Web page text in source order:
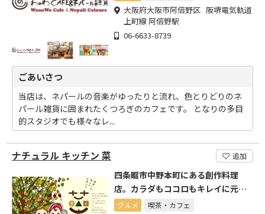
大阪府大阪市阿倍野区 阪堺電気軌道
上町線 阿倍野駅
06-6633-8739
ごあいさつ
当店は、ネパールの音楽がゆったりと流れ、色とりどりのネ
パール雑貨に囲まれたくつろぎのカフェです。 となりの多目
的スタジオでも様々なレ...
ナチュラル キッチン 菜 追加
四条畷市中野本町にある創作料理
店。カラダもココロもキレイに元気
に！
グルメ 喫茶・カフェ